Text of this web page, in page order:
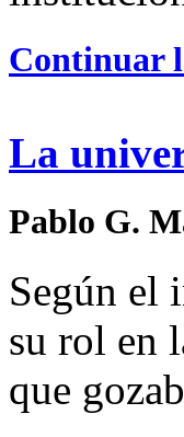
Continuar
La
Pablo G.
Según el
su rol en
que